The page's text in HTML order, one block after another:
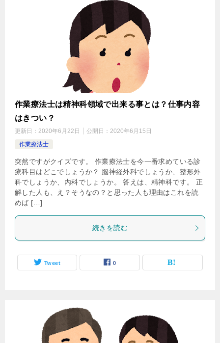
作業療法士は精神科領域で出来る事とは？仕事内容
はきつい？
更新日： 2020年6月22日 公開日： 2020年6月15日
作業療法士
突然ですがクイズです。 作業療法士を今一番求めている診
療科目はどこでしょうか？ 脳神経外科でしょうか、整形外
科でしょうか、内科でしょうか。 答えは、精神科です。 正
解した人も、え？そうなの？と思った人も理由はこれを読
めば […]
続きを読む
Tweet 0